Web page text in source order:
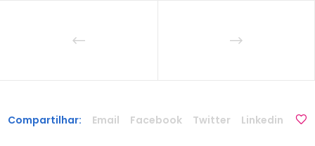
Compartilhar: Email Facebook Twitter Linkedin